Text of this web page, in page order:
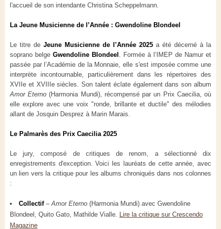
l'accueil de son intendante Christina Scheppelmann.
La Jeune Musicienne de l’Année : Gwendoline Blondeel
Le titre de Jeune Musicienne de l’Année 2025 a été décerné à la
soprano belge Gwendoline Blondeel . Formée à l’IMEP de Namur et
passée par l’Académie de la Monnaie, elle s'est imposée comme une
interprète incontournable, particulièrement dans les répertoires des
XVIIe et XVIIIe siècles. Son talent éclate également dans son album
Amor Eterno (Harmonia Mundi), récompensé par un Prix Caecilia, où
elle explore avec une voix "ronde, brillante et ductile" des mélodies
allant de Josquin Desprez à Marin Marais.
Le Palmarès des Prix Caecilia 2025
Le jury, composé de critiques de renom, a sélectionné dix
enregistrements d'exception. Voici les lauréats de cette année, avec
un lien vers la critique pour les albums chroniqués dans nos colonnes
:
Collectif–Amor Eterno (Harmonia Mundi) avec Gwendoline
Blondeel, Quito Gato, Mathilde Vialle. Lire la critique sur Crescendo
Magazine